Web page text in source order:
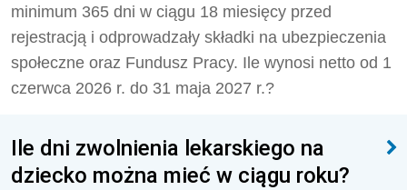
minimum 365 dni w ciągu 18 miesięcy przed
rejestracją i odprowadzały składki na ubezpieczenia
społeczne oraz Fundusz Pracy. Ile wynosi netto od 1
czerwca 2026 r. do 31 maja 2027 r.?
Ile dni zwolnienia lekarskiego na
dziecko można mieć w ciągu roku?